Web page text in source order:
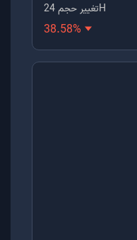
تغییر حجم 24H
38.58%